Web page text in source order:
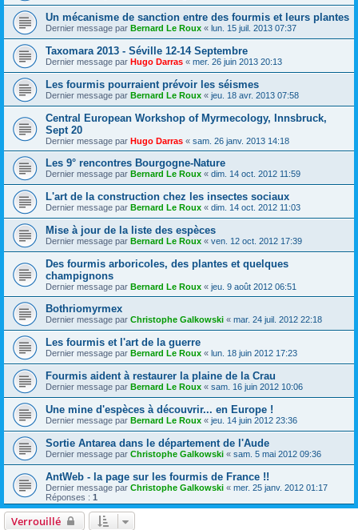
Un mécanisme de sanction entre des fourmis et leurs plantes
Dernier message par Bernard Le Roux « lun. 15 juil. 2013 07:37
Taxomara 2013 - Séville 12-14 Septembre
Dernier message par Hugo Darras « mer. 26 juin 2013 20:13
Les fourmis pourraient prévoir les séismes
Dernier message par Bernard Le Roux « jeu. 18 avr. 2013 07:58
Central European Workshop of Myrmecology, Innsbruck,
Sept 20
Dernier message par Hugo Darras « sam. 26 janv. 2013 14:18
Les 9° rencontres Bourgogne-Nature
Dernier message par Bernard Le Roux « dim. 14 oct. 2012 11:59
L'art de la construction chez les insectes sociaux
Dernier message par Bernard Le Roux « dim. 14 oct. 2012 11:03
Mise à jour de la liste des espèces
Dernier message par Bernard Le Roux « ven. 12 oct. 2012 17:39
Des fourmis arboricoles, des plantes et quelques
champignons
Dernier message par Bernard Le Roux « jeu. 9 août 2012 06:51
Bothriomyrmex
Dernier message par Christophe Galkowski « mar. 24 juil. 2012 22:18
Les fourmis et l'art de la guerre
Dernier message par Bernard Le Roux « lun. 18 juin 2012 17:23
Fourmis aident à restaurer la plaine de la Crau
Dernier message par Bernard Le Roux « sam. 16 juin 2012 10:06
Une mine d'espèces à découvrir... en Europe !
Dernier message par Bernard Le Roux « jeu. 14 juin 2012 23:36
Sortie Antarea dans le département de l'Aude
Dernier message par Christophe Galkowski « sam. 5 mai 2012 09:36
AntWeb - la page sur les fourmis de France !!
Dernier message par Christophe Galkowski « mer. 25 janv. 2012 01:17
Réponses : 1
Verrouillé